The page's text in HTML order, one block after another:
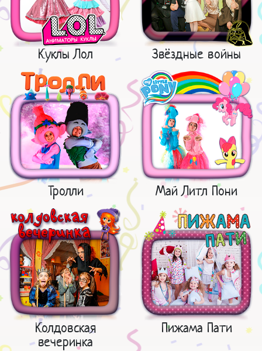
Куклы Лол Звёздные войны
Тролли Май Литл Пони
Колдовская
вечеринка
Пижама Пати